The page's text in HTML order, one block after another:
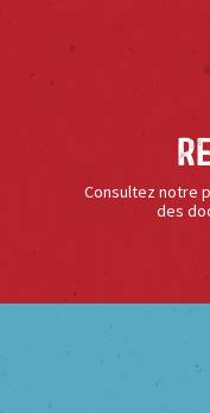
Consultez notre
des